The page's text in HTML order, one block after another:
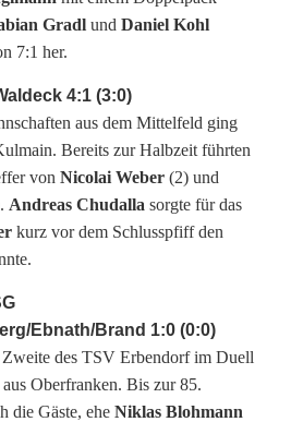
Gradl und Daniel Kohl
7:1 her.
4:1 (3:0)
aus dem Mittelfeld ging
Bereits zur Halbzeit führten
von Nicolai Weber (2) und
Andreas Chudalla sorgte für das
kurz vor dem Schlusspfiff den
Ebnath/Brand 1:0 (0:0)
Zweite des TSV Erbendorf im Duell
Oberfranken. Bis zur 85.
die Gäste, ehe Niklas Blohmann